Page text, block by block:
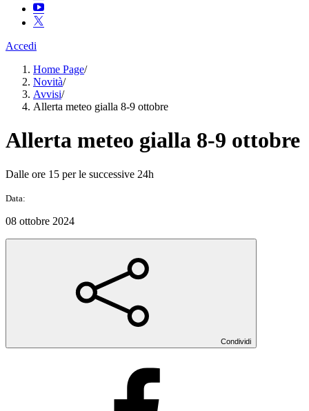
Accedi
Home Page/
Novità/
Avvisi/
Allerta meteo gialla 8-9 ottobre
Allerta meteo gialla 8-9 ottobre
Dalle ore 15 per le successive 24h
Data:
08 ottobre 2024
Condividi